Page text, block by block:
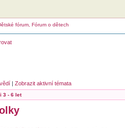
| Zobrazit aktivní témata
3 - 6 let